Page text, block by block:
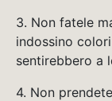
3. Non fatele
indossino
sentirebbero a
4. Non